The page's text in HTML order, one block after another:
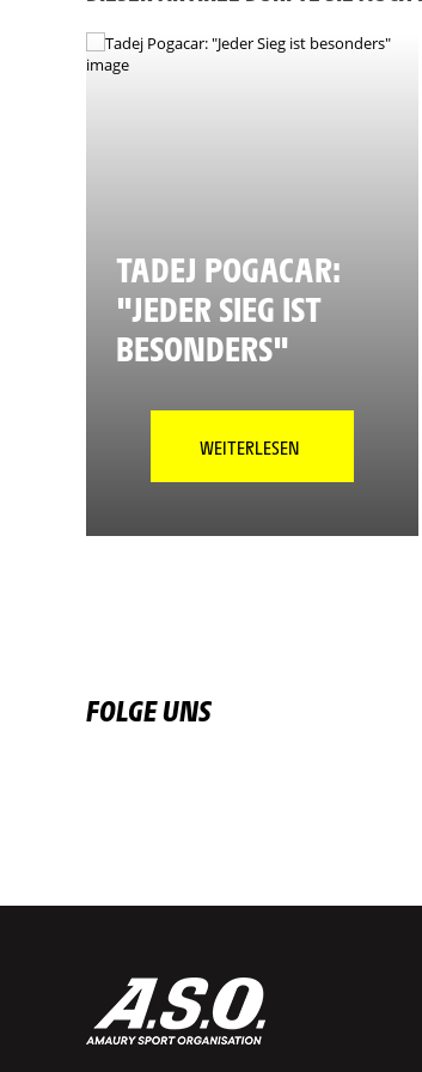
TADEJ POGACAR:
"JEDER SIEG IST
BESONDERS"
WEITERLESEN
FOLGE UNS